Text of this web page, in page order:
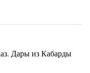
Дары из Кабарды